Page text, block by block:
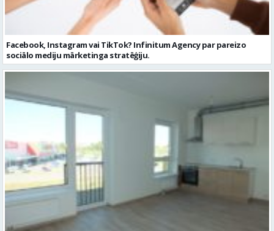
Facebook, Instagram vai TikTok? Infinitum Agency par pareizo
sociālo mediju mārketinga stratēģiju.